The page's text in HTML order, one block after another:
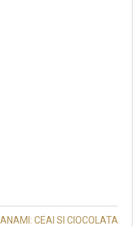
CEAI SI CIOCOLATA